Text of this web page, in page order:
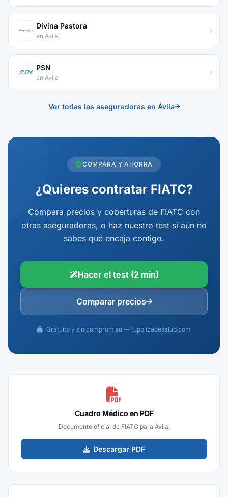
Divina Pastora
en Ávila
PSN
en Ávila
Ver todas las aseguradoras en Ávila
COMPARA Y AHORRA
¿Quieres contratar FIATC?
Compara precios y coberturas de FIATC con
otras aseguradoras, o haz nuestro test si aún no
sabes qué encaja contigo.
Hacer el test (2 min)
Comparar precios
Gratuito y sin compromiso — tupolizadesalud.com
Cuadro Médico en PDF
Documento oficial de FIATC para Ávila.
Descargar PDF